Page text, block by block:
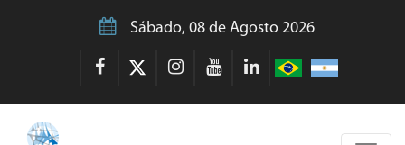
Sábado, 08 de Agosto 2026